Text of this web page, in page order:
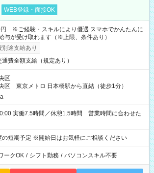
WEB登録・面接OK
※ご経験・スキルにより優遇 スマホでかんたんに
与が受け取れます（※上限、条件あり）
別途支給あり
通費全額支給（規定あり）
区
区 東京メトロ 日本橋駅から直結（徒歩1分）
時間に合わせた
の短期予定 ※開始日はお気軽にご相談ください
ークOK / シフト勤務 / パソコンスキル不要